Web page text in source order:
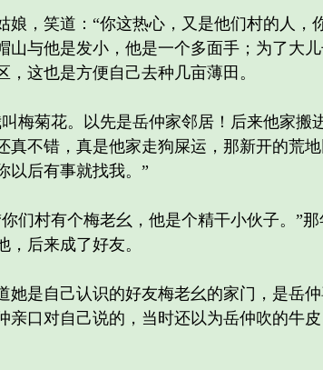
，笑道：“你这热心，又是他们村的人，
山与他是发小，他是一个多面手；为了大
，这也是方便自己去种几亩薄田。
菊花。以先是岳仲家邻居！后来他家搬
真不错，真是他家走狗屎运，那新开的荒
以后有事就找我。”
村有个梅老幺，他是个精干小伙子。”那
，后来成了好友。
是自己认识的好友梅老幺的家门，是岳仲
亲口对自己说的，当时还以为岳仲吹的牛